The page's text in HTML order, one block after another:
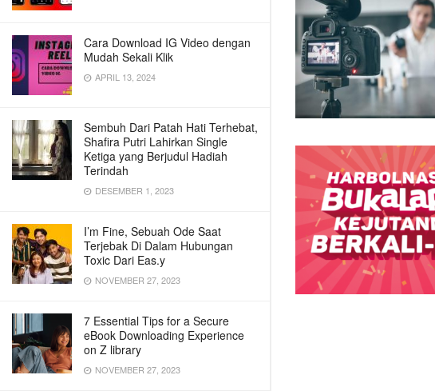
Cara Download IG Video dengan
Mudah Sekali Klik
APRIL 13, 2024
Sembuh Dari Patah Hati Terhebat,
Shafira Putri Lahirkan Single
Ketiga yang Berjudul Hadiah
Terindah
DESEMBER 1, 2023
I’m Fine, Sebuah Ode Saat
Terjebak Di Dalam Hubungan
Toxic Dari Eas.y
NOVEMBER 27, 2023
7 Essential Tips for a Secure
eBook Downloading Experience
on Z library
NOVEMBER 27, 2023